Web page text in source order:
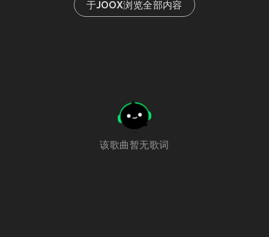
于JOOX浏览全部内容
该歌曲暂无歌词